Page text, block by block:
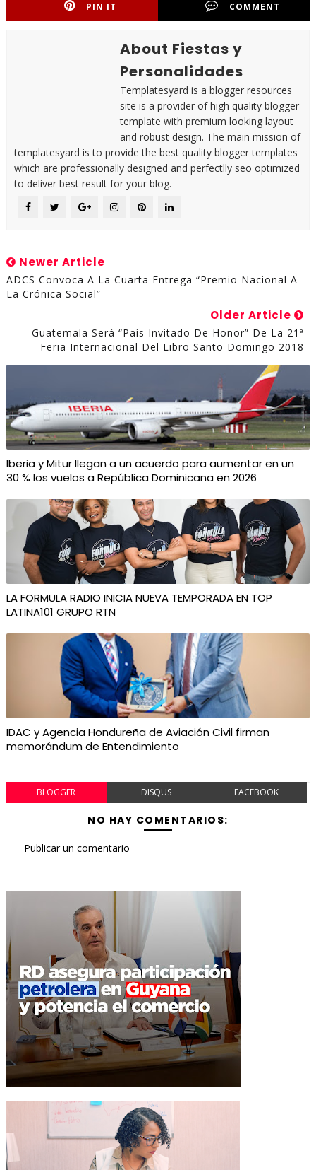
PIN IT COMMENT
About Fiestas y
Personalidades
Templatesyard is a blogger resources
site is a provider of high quality blogger
template with premium looking layout
and robust design. The main mission of
templatesyard is to provide the best quality blogger templates
which are professionally designed and perfectlly seo optimized
to deliver best result for your blog.
Newer Article
ADCS Convoca A La Cuarta Entrega “Premio Nacional A
La Crónica Social”
Older Article
Guatemala Será “País Invitado De Honor” De La 21ª
Feria Internacional Del Libro Santo Domingo 2018
Iberia y Mitur llegan a un acuerdo para aumentar en un
30 % los vuelos a República Dominicana en 2026
LA FORMULA RADIO INICIA NUEVA TEMPORADA EN TOP
LATINA101 GRUPO RTN
IDAC y Agencia Hondureña de Aviación Civil firman
memorándum de Entendimiento
BLOGGER DISQUS FACEBOOK
NO HAY COMENTARIOS:
Publicar un comentario